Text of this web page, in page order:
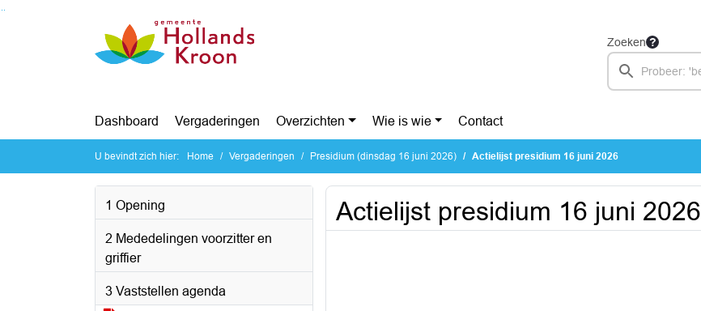
Ga naar de inhoud van deze pagina
Zoeken
Dashboard Vergaderingen Overzichten Wie is wie Contact
U bevindt zich hier: Home Vergaderingen Presidium (dinsdag 16 juni 2026) Actielijst presidium 16 juni 2026
1 Opening
2 Mededelingen voorzitter en
griffier
3 Vaststellen agenda
Actielijst presidium 16 juni 2026